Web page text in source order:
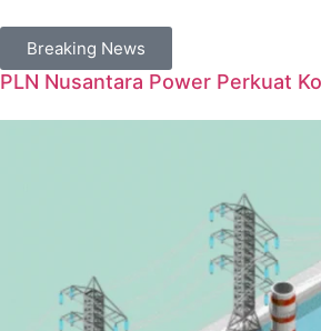
Breaking News
PLN Nusantara Power Perkuat